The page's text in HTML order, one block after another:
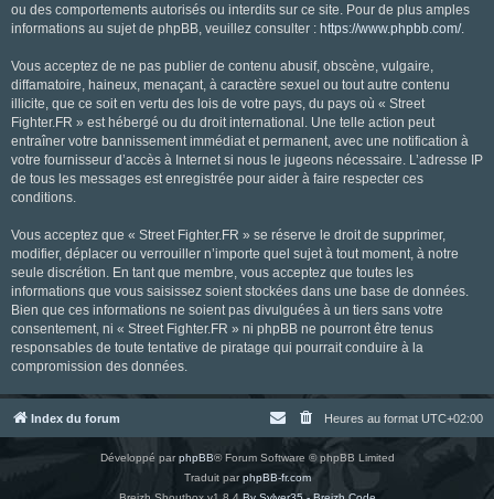
ou des comportements autorisés ou interdits sur ce site. Pour de plus amples
informations au sujet de phpBB, veuillez consulter : https://www.phpbb.com/.
Vous acceptez de ne pas publier de contenu abusif, obscène, vulgaire,
diffamatoire, haineux, menaçant, à caractère sexuel ou tout autre contenu
illicite, que ce soit en vertu des lois de votre pays, du pays où « Street
Fighter.FR » est hébergé ou du droit international. Une telle action peut
entraîner votre bannissement immédiat et permanent, avec une notification à
votre fournisseur d’accès à Internet si nous le jugeons nécessaire. L’adresse IP
de tous les messages est enregistrée pour aider à faire respecter ces
conditions.
Vous acceptez que « Street Fighter.FR » se réserve le droit de supprimer,
modifier, déplacer ou verrouiller n’importe quel sujet à tout moment, à notre
seule discrétion. En tant que membre, vous acceptez que toutes les
informations que vous saisissez soient stockées dans une base de données.
Bien que ces informations ne soient pas divulguées à un tiers sans votre
consentement, ni « Street Fighter.FR » ni phpBB ne pourront être tenus
responsables de toute tentative de piratage qui pourrait conduire à la
compromission des données.
Index du forum Heures au format UTC+02:00
Développé parphpBB® Forum Software © phpBB Limited
Traduit parphpBB-fr.com